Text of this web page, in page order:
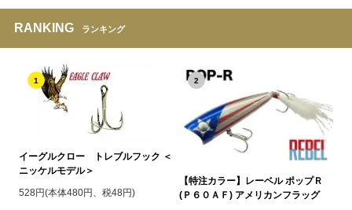
RANKING ランキング
1
イーグルクロー トレブルフック ＜
ニッケルモデル＞
528円(本体480円、税48円)
2
【特注カラー】レーベル ポップＲ
(Ｐ６０ＡＦ) アメリカンフラッグ